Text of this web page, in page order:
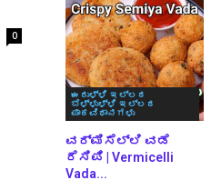
0
ಈರುಳ್ಳಿ ಇಲ್ಲದ
ಬೆಳ್ಳುಳ್ಳಿ ಇಲ್ಲದ
ಪಾಕವಿಧಾನಗಳು
ವರ್ಮಿಸೆಲ್ಲಿ ವಡೆ
ರೆಸಿಪಿ | Vermicelli
Vada...